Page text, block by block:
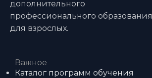
дополнительного
профессионального образования
для взрослых.
Важное
Каталог программ обучения